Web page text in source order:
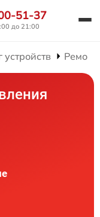
51-37
до 21:00
устройств